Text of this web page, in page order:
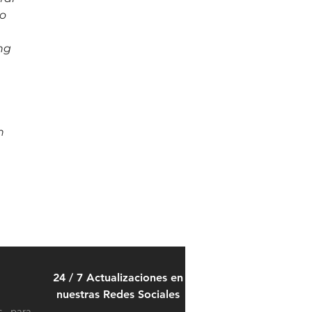
24 / 7 Actualizaciones en
nuestras Redes Sociales